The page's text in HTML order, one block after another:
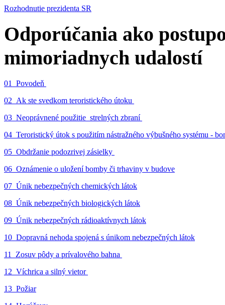
Rozhodnutie prezidenta SR
Odporúčania ako
mimoriadnych udalostí
01_Povodeň
02_Ak ste svedkom teroristického útoku
03_Neoprávnené použitie strelných zbraní
04_Teroristický útok s použitím nástražného výbušného systému -
05_Obdržanie podozrivej zásielky
06_Oznámenie o uložení bomby či trhaviny v budove
07_Únik nebezpečných chemických látok
08_Únik nebezpečných biologických látok
09_Únik nebezpečných rádioaktívnych látok
10_Dopravná nehoda spojená s únikom nebezpečných látok
11_Zosuv pôdy a prívalového bahna
12_Víchrica a silný vietor
13_Požiar